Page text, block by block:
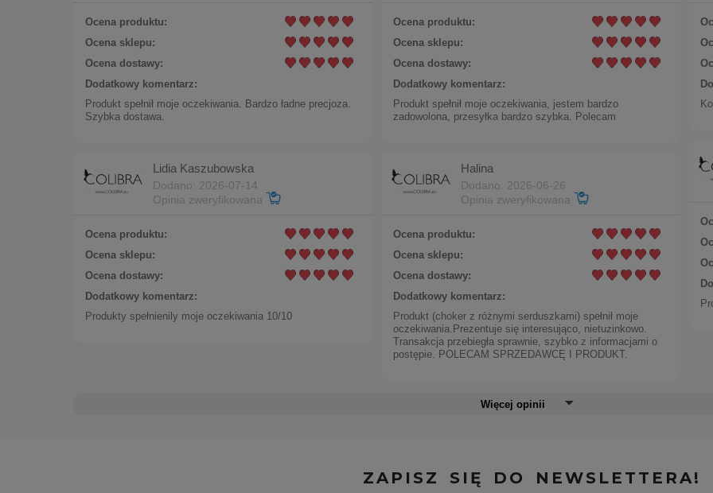
Naszyjnik z różnej wielkości pereł (C25/KOR/75AU)
Cena regularna:
244,00 zł
Najniższa cena:183,00 zł
Komplet trzech bransoletek z satynowych pereł, z sercem, aniołkiem i ażurowym
Ocena produktu:
Ocena sklepu:
Ocena dostawy:
Dodatkowy komentarz:
Produkt spełnił moje oczekiwania. Bardzo ładne precjoza.
Szybka dostawa.
Ocena produktu:
Ocena sklepu:
Ocena dostawy:
Dodatkowy komentarz:
Produkt spełnił moje oczekiwania, jestem bardzo
zadowolona, przesyłka bardzo szybka. Polecam
Lidia Kaszubowska
Dodano: 2026-07-14
Opinia zweryfikowana
Ocena produktu:
Ocena sklepu:
Ocena dostawy:
Dodatkowy komentarz:
Produkty spełnienily moje oczekiwania 10/10
Halina
Dodano: 2026-06-26
Opinia zweryfikowana
Ocena produktu:
Ocena sklepu:
Ocena dostawy:
Dodatkowy komentarz:
Produkt (choker z różnymi serduszkami) spełnił moje
oczekiwania.Prezentuje się interesująco, nietuzinkowo.
Transakcja przebiegła sprawnie, szybko z informacjami o
postępie. POLECAM SPRZEDAWCĘ I PRODUKT.
Więcej opinii
ZAPISZ SIĘ DO NEWSLETTERA!